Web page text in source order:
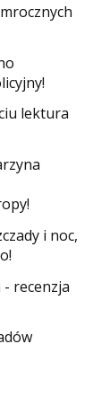
lektura
i noc,
recenzja